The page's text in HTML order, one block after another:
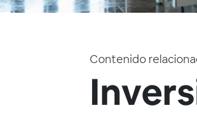
Contenido